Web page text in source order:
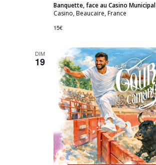
Banquette, face au Casino Municipal
Casino, Beaucaire, France
15€
DIM
19